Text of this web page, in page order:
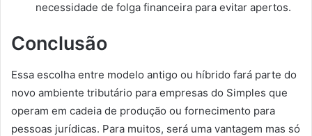
necessidade de folga financeira para evitar apertos.
Conclusão
Essa escolha entre modelo antigo ou híbrido fará parte do
novo ambiente tributário para empresas do Simples que
operam em cadeia de produção ou fornecimento para
pessoas jurídicas. Para muitos, será uma vantagem mas só